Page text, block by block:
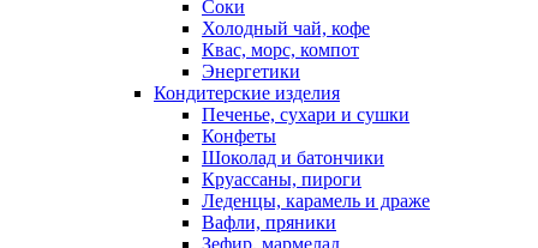
Соки
Холодный чай, кофе
Квас, морс, компот
Энергетики
Кондитерские изделия
Печенье, сухари и сушки
Конфеты
Шоколад и батончики
Круассаны, пироги
Леденцы, карамель и драже
Вафли, пряники